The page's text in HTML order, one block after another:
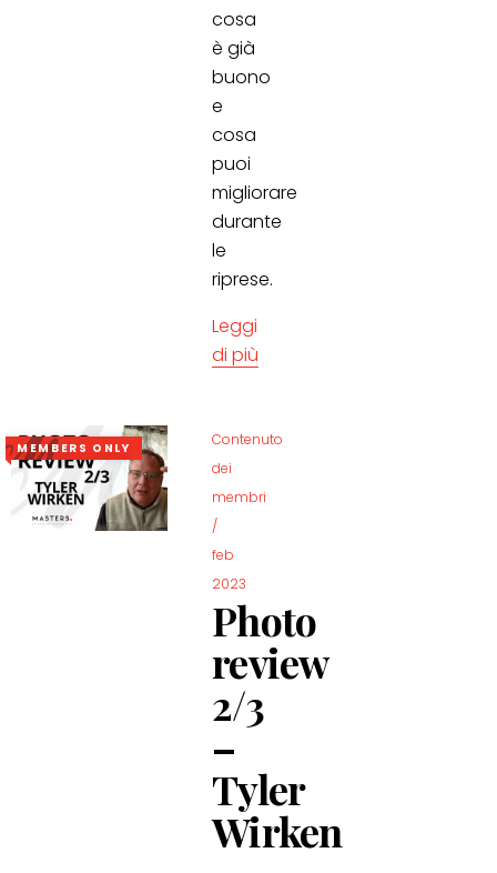
cosa
è già
buono
e
cosa
puoi
migliorare
durante
le
riprese.
Leggi
di più
MEMBERS ONLY
Contenuto
dei
membri
/
feb
2023
Photo
review
2/3
–
Tyler
Wirken